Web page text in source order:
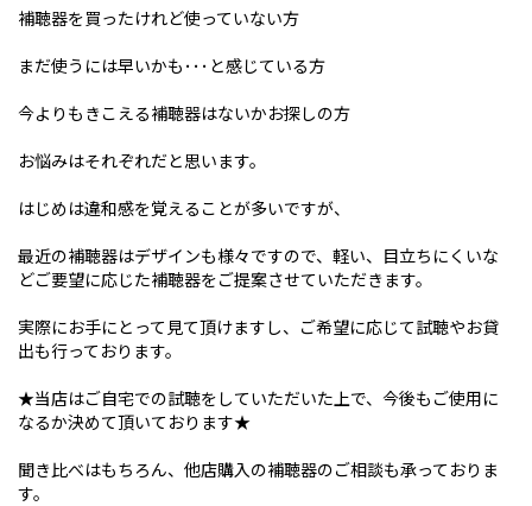
補聴器を買ったけれど使っていない方
まだ使うには早いかも･･･と感じている方
今よりもきこえる補聴器はないかお探しの方
お悩みはそれぞれだと思います。
はじめは違和感を覚えることが多いですが、
最近の補聴器はデザインも様々ですので、軽い、目立ちにくいな
どご要望に応じた補聴器をご提案させていただきます。
実際にお手にとって見て頂けますし、ご希望に応じて試聴やお貸
出も行っております。
★当店はご自宅での試聴をしていただいた上で、今後もご使用に
なるか決めて頂いております★
聞き比べはもちろん、他店購入の補聴器のご相談も承っておりま
す。